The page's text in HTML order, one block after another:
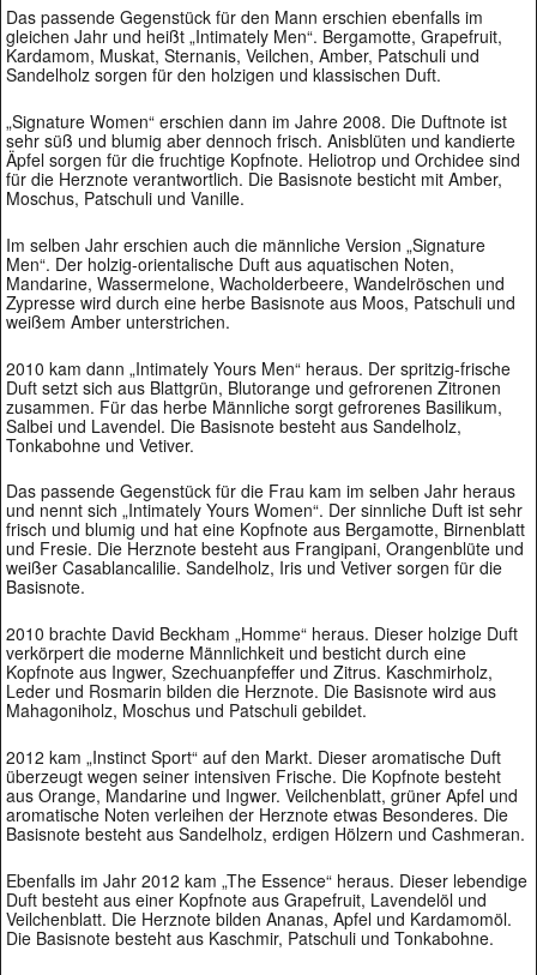
Das passende Gegenstück für den Mann erschien ebenfalls im
gleichen Jahr und heißt „Intimately Men“. Bergamotte, Grapefruit,
Kardamom, Muskat, Sternanis, Veilchen, Amber, Patschuli und
Sandelholz sorgen für den holzigen und klassischen Duft.
„Signature Women“ erschien dann im Jahre 2008. Die Duftnote ist
sehr süß und blumig aber dennoch frisch. Anisblüten und kandierte
Äpfel sorgen für die fruchtige Kopfnote. Heliotrop und Orchidee sind
für die Herznote verantwortlich. Die Basisnote besticht mit Amber,
Moschus, Patschuli und Vanille.
Im selben Jahr erschien auch die männliche Version „Signature
Men“. Der holzig-orientalische Duft aus aquatischen Noten,
Mandarine, Wassermelone, Wacholderbeere, Wandelröschen und
Zypresse wird durch eine herbe Basisnote aus Moos, Patschuli und
weißem Amber unterstrichen.
2010 kam dann „Intimately Yours Men“ heraus. Der spritzig-frische
Duft setzt sich aus Blattgrün, Blutorange und gefrorenen Zitronen
zusammen. Für das herbe Männliche sorgt gefrorenes Basilikum,
Salbei und Lavendel. Die Basisnote besteht aus Sandelholz,
Tonkabohne und Vetiver.
Das passende Gegenstück für die Frau kam im selben Jahr heraus
und nennt sich „Intimately Yours Women“. Der sinnliche Duft ist sehr
frisch und blumig und hat eine Kopfnote aus Bergamotte, Birnenblatt
und Fresie. Die Herznote besteht aus Frangipani, Orangenblüte und
weißer Casablancalilie. Sandelholz, Iris und Vetiver sorgen für die
Basisnote.
2010 brachte David Beckham „Homme“ heraus. Dieser holzige Duft
verkörpert die moderne Männlichkeit und besticht durch eine
Kopfnote aus Ingwer, Szechuanpfeffer und Zitrus. Kaschmirholz,
Leder und Rosmarin bilden die Herznote. Die Basisnote wird aus
Mahagoniholz, Moschus und Patschuli gebildet.
2012 kam „Instinct Sport“ auf den Markt. Dieser aromatische Duft
überzeugt wegen seiner intensiven Frische. Die Kopfnote besteht
aus Orange, Mandarine und Ingwer. Veilchenblatt, grüner Apfel und
aromatische Noten verleihen der Herznote etwas Besonderes. Die
Basisnote besteht aus Sandelholz, erdigen Hölzern und Cashmeran.
Ebenfalls im Jahr 2012 kam „The Essence“ heraus. Dieser lebendige
Duft besteht aus einer Kopfnote aus Grapefruit, Lavendelöl und
Veilchenblatt. Die Herznote bilden Ananas, Apfel und Kardamomöl.
Die Basisnote besteht aus Kaschmir, Patschuli und Tonkabohne.